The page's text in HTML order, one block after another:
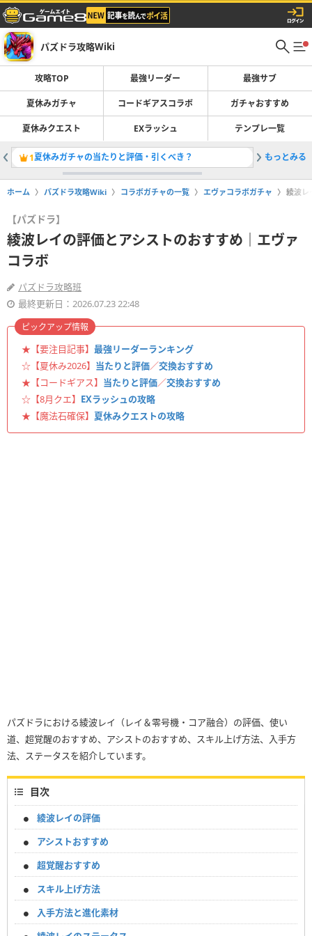
パズドラ攻略Wiki
攻略TOP 最強リーダー 最強サブ
夏休みガチャ コードギアスコラボ ガチャおすすめ
夏休みクエスト EXラッシュ テンプレ一覧
1夏休みガチャの当たりと評価・引くべき？ 2最強リ
もっとみる
ホーム パズドラ攻略Wiki コラボガチャの一覧 エヴァコラボガチャ 綾波レ
【パズドラ】
綾波レイの評価とアシストのおすすめ｜エヴァ
コラボ
パズドラ攻略班
最終更新日：2026.07.23 22:48
★【要注目記事】 最強リーダーランキング
☆【夏休み2026】 当たりと評価／交換おすすめ
★【コードギアス】 当たりと評価／交換おすすめ
☆【8月クエ】 EXラッシュの攻略
★【魔法石確保】 夏休みクエストの攻略
ピックアップ情報
パズドラにおける綾波レイ（レイ＆零号機・コア融合）の評価、使い
道、超覚醒のおすすめ、アシストのおすすめ、スキル上げ方法、入手方
法、ステータスを紹介しています。
目次
綾波レイの評価
アシストおすすめ
超覚醒おすすめ
スキル上げ方法
入手方法と進化素材